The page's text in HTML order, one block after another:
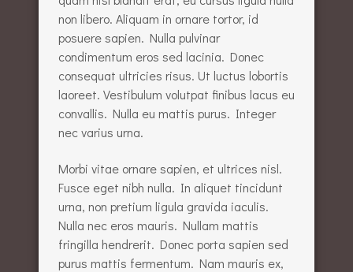
non libero. Aliquam in ornare tortor, id
posuere sapien. Nulla pulvinar
condimentum eros sed lacinia. Donec
consequat ultricies risus. Ut luctus lobortis
laoreet. Vestibulum volutpat finibus lacus eu
convallis. Nulla eu mattis purus. Integer
nec varius urna.
Morbi vitae ornare sapien, et ultrices nisl.
Fusce eget nibh nulla. In aliquet tincidunt
urna, non pretium ligula gravida iaculis.
Nulla nec eros mauris. Nullam mattis
fringilla hendrerit. Donec porta sapien sed
purus mattis fermentum. Nam mauris ex,